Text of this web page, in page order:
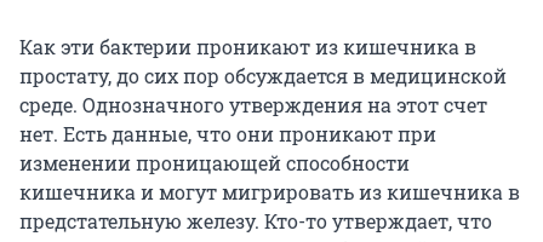
Как эти бактерии проникают из кишечника в
простату, до сих пор обсуждается в медицинской
среде. Однозначного утверждения на этот счет
нет. Есть данные, что они проникают при
изменении проницающей способности
кишечника и могут мигрировать из кишечника в
предстательную железу. Кто-то утверждает, что